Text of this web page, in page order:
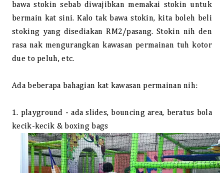
bawa stokin sebab diwajibkan memakai stokin untuk
bermain kat sini. Kalo tak bawa stokin, kita boleh beli
stoking yang disediakan RM2/pasang. Stokin nih den
rasa nak mengurangkan kawasan permainan tuh kotor
due to peluh, etc.
Ada beberapa bahagian kat kawasan permainan nih:
1. playground - ada slides, bouncing area, beratus bola
kecik-kecik & boxing bags